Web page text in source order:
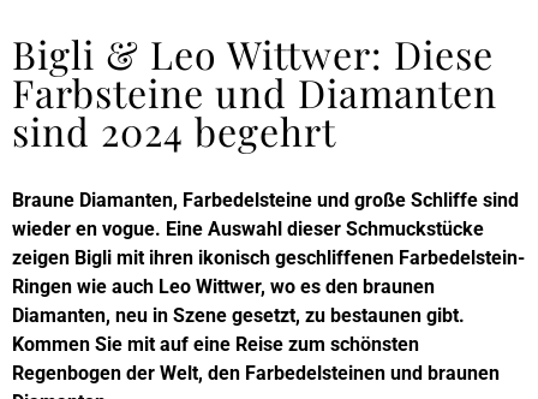
Bigli & Leo Wittwer: Diese
Farbsteine und Diamanten
sind 2024 begehrt
Braune Diamanten, Farbedelsteine und große Schliffe sind
wieder en vogue. Eine Auswahl dieser Schmuckstücke
zeigen Bigli mit ihren ikonisch geschliffenen Farbedelstein-
Ringen wie auch Leo Wittwer, wo es den braunen
Diamanten, neu in Szene gesetzt, zu bestaunen gibt.
Kommen Sie mit auf eine Reise zum schönsten
Regenbogen der Welt, den Farbedelsteinen und braunen